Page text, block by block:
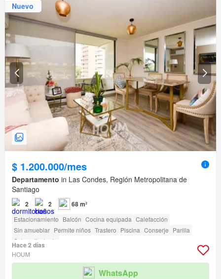
Nuevo
$ 1.200.000/mes
Departamento in Las Condes, Región Metropolitana de
Santiago
2 2 68 m²
Estacionamiento Balcón Cocina equipada Calefacción
Sin amueblar Permite niños Trastero Piscina Conserje Parilla
Sala polivalente
Hace 2 días
HOUM
WhatsApp